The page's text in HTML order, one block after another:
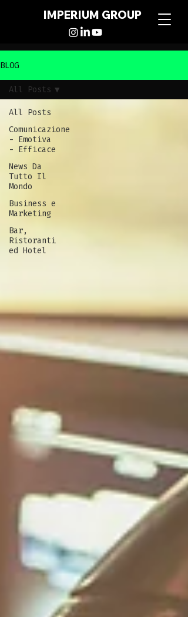
IMPERIUM GROUP
BLOG
All Posts
Comunicazione
- Emotiva
- Efficace
News Da
Tutto Il
Mondo
Business e
Marketing
Bar,
Ristoranti
ed Hotel
All Posts